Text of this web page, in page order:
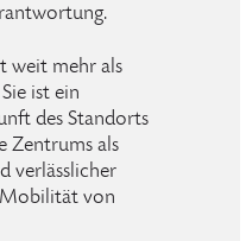
weit mehr als
ist ein
des Standorts
Zentrums als
verlässlicher
Mobilität von